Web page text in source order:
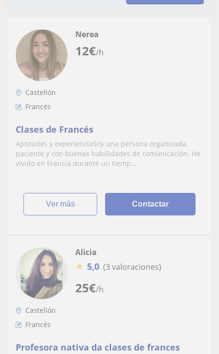
12€/h
Nerea
Castellón
Francés
Clases de Francés
Aptitudes y experienciaSoy una persona organizada,
paciente y con buenas habilidades de comunicación. He
vivido en Francia durante un tiemp...
ver más Contactar
25€/h
Alicia
★ 5,0 (3 valoraciones)
Castellón
Francés
Profesora nativa da clases de frances